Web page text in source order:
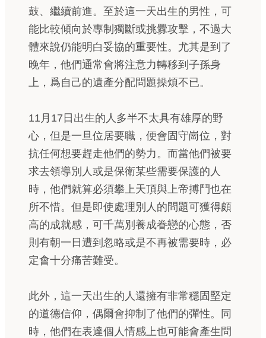
鼓、繼續前進。至於這一天出生的男性，可
能比較傾向於專制獨斷或挑釁攻擊，不過大
體來說仍能明白妥協的重要性。尤其是到了
晚年，他們通常會將注意力轉移到子孫身
上，爲自己的遺產分配問題操煩不已。
11月17日出生的人多半不太具有雄厚的野
心，但是一旦位居要職，便會固守崗位，對
抗任何想要趕走他們的勢力。而當他們被要
求去領導別人或是保衛某些需要保護的人
時，他們就算必須攀上天頂與上帝搏鬥也在
所不惜。但是即使處理別人的問題可獲得頗
高的成就感，可千萬別養成眷戀的心態，否
則有朝一日遭到忽略或是不再被需要時，必
定會十分痛苦難受。
此外，這一天出生的人還擁有非常穩固堅定
的道德信仰，偶爾會抑制了他們的彈性。同
時，他們在表達個人情感上也可能會產生問